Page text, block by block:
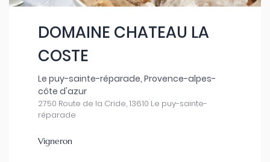
DOMAINE CHATEAU LA
COSTE
Le puy-sainte-réparade, Provence-alpes-
côte d'azur
2750 Route de la Cride, 13610 Le puy-sainte-
réparade
Vigneron